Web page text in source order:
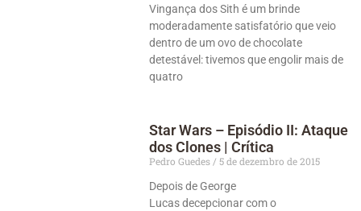
Vingança dos Sith é um brinde
moderadamente satisfatório que veio
dentro de um ovo de chocolate
detestável: tivemos que engolir mais de
quatro
Star Wars – Episódio II: Ataque
dos Clones | Crítica
Pedro Guedes
5 de dezembro de 2015
Depois de George
Lucas decepcionar com o